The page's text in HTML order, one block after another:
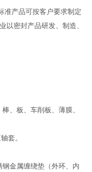
准产品可按客户要求制定
以密封产品研发、制造、
、板、车削板、薄膜、
套。
金属缠绕垫（外环、内